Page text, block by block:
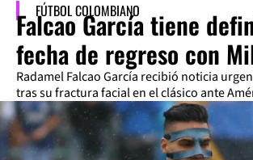
FÚTBOL COLOMBIANO
Falcao García tiene
fecha de regreso con
Radamel Falcao García recibió noticia
tras su fractura facial en el clásico ante